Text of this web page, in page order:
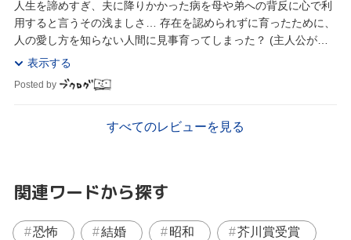
人生を諦めすぎ、夫に降りかかった病を母や弟への背反に心で利
用すると言うその浅ましさ… 存在を認められずに育ったために、
人の愛し方を知らない人間に見事育ってしまった？ (主人公が好
きでない) 産後のメンタル安定してない...
表示する
Posted by
すべてのレビューを見る
関連ワードから探す
恐怖 結婚 昭和 芥川賞受賞